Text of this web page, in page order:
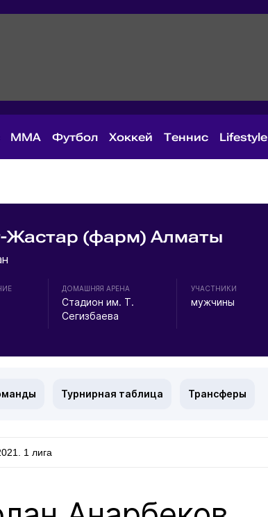
MMA Футбол Хоккей Теннис Lifestyle
Жастар (фарм) Алматы
ДОМАШНЯЯ АРЕНА
Стадион им. Т.
Сегизбаева
УЧАСТНИКИ
мужчины
Турнирная таблица Трансферы